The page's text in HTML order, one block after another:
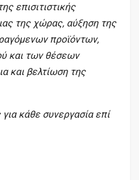
επισιτιστικής
της χώρας, αύξηση της
προϊόντων,
και των θέσεων
και βελτίωση της
κάθε συνεργασία επί